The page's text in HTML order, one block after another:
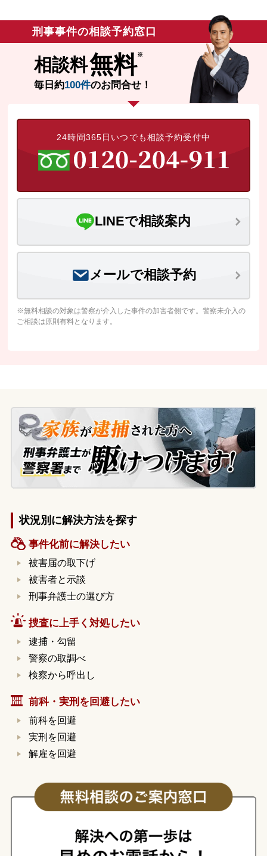
ご依頼者からのお手紙
無料相談の口コミ評判
刑事事件について知りたい方
刑事事件データベース
刑事事件の相談予約窓口
相談料無料
毎日約100件のお問合せ！
24時間365日いつでも相談予約受付中
LINEで相談案内
メールで相談予約
※無料相談の対象は警察が介入した事件の加害者側です。警察未介入の
ご相談は原則有料となります。
状況別に解決方法を探す
事件化前に解決したい
被害届の取下げ
被害者と示談
刑事弁護士の選び方
捜査に上手く対処したい
逮捕・勾留
警察の取調べ
検察から呼出し
前科・実刑を回避したい
前科を回避
実刑を回避
解雇を回避